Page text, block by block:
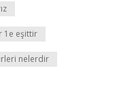
1e eşittir
nelerdir